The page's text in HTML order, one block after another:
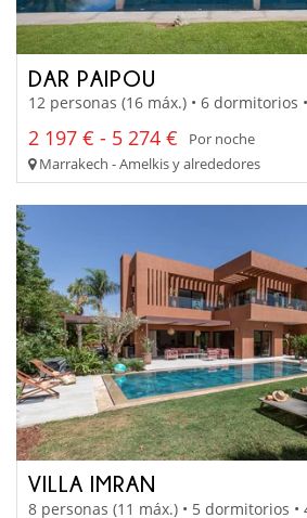
DAR PAIPOU
12 personas (16 máx.) • 6 dormitorios
2 197 € - 5 274 €
Por noche
Marrakech - Amelkis y alrededores
VILLA IMRAN
8 personas (11 máx.) • 5 dormitorios •